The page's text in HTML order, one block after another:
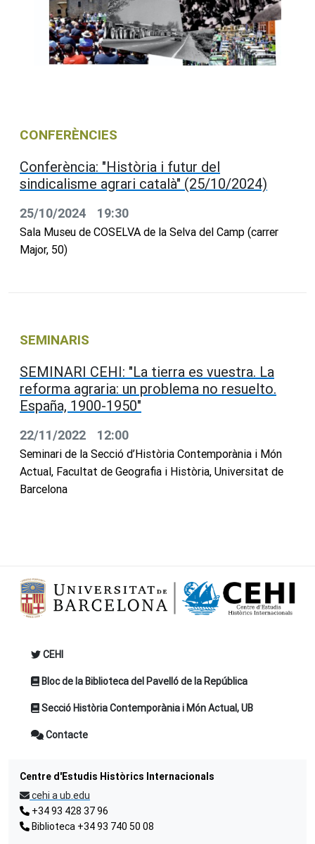
CONFERÈNCIES
Conferència: "Història i futur del
sindicalisme agrari català" (25/10/2024)
25/10/2024 19:30
Sala Museu de COSELVA de la Selva del Camp (carrer
Major, 50)
SEMINARIS
SEMINARI CEHI: "La tierra es vuestra. La
reforma agraria: un problema no resuelto.
España, 1900-1950"
22/11/2022 12:00
Seminari de la Secció d’Història Contemporània i Món
Actual, Facultat de Geografia i Història, Universitat de
Barcelona
CEHI
Bloc de la Biblioteca del Pavelló de la República
Secció Història Contemporània i Món Actual, UB
Contacte
Centre d'Estudis Històrics Internacionals
cehi a ub.edu
+34 93 428 37 96
Biblioteca +34 93 740 50 08